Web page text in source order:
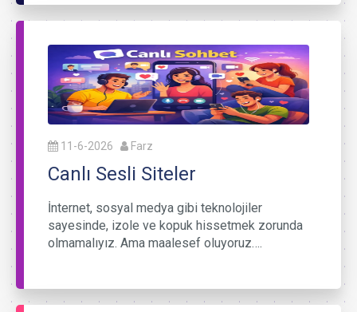
11-6-2026 Farz
Canlı Sesli Siteler
İnternet, sosyal medya gibi teknolojiler
sayesinde, izole ve kopuk hissetmek zorunda
olmamalıyız. Ama maalesef oluyoruz….